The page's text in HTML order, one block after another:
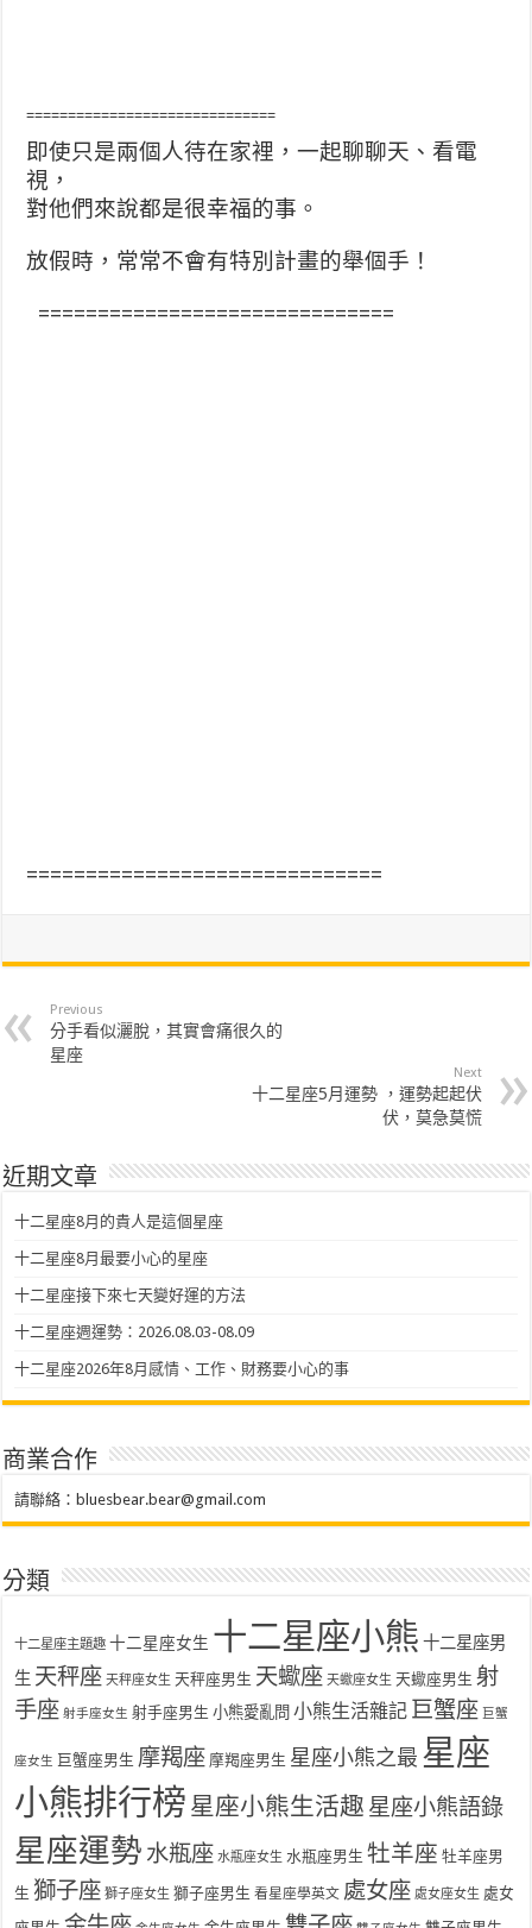
==============================
即使只是兩個人待在家裡，一起聊聊天、看電
視，
對他們來說都是很幸福的事。
放假時，常常不會有特別計畫的舉個手！
==============================
==============================
Previous
分手看似灑脫，其實會痛很久的
星座
Next
十二星座5月運勢 ，運勢起起伏
伏，莫急莫慌
近期文章
十二星座8月的貴人是這個星座
十二星座8月最要小心的星座
十二星座接下來七天變好運的方法
十二星座週運勢：2026.08.03-08.09
十二星座2026年8月感情、工作、財務要小心的事
商業合作
請聯絡： bluesbear.bear@gmail.com
分類
十二星座主題趣 十二星座女生 十二星座小熊 十二星座男
生 天秤座 天秤座女生 天秤座男生 天蠍座 天蠍座女生 天蠍座男生 射
手座 射手座女生 射手座男生 小熊愛亂問 小熊生活雜記 巨蟹座 巨蟹
座女生 巨蟹座男生 摩羯座 摩羯座男生 星座小熊之最 星座
小熊排行榜 星座小熊生活趣 星座小熊語錄
星座運勢 水瓶座 水瓶座女生 水瓶座男生 牡羊座 牡羊座男
生 獅子座 獅子座女生 獅子座男生 看星座學英文 處女座 處女座女生 處女